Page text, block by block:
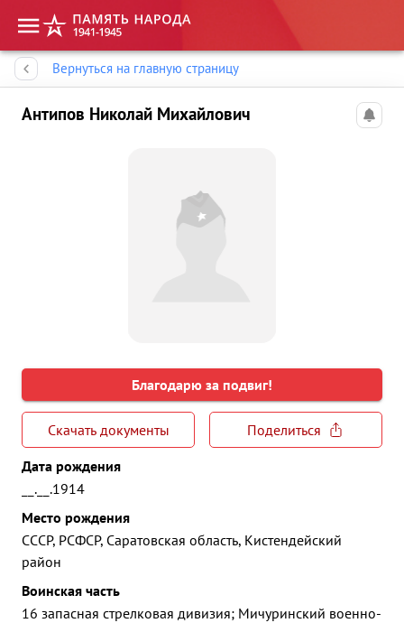
Вернуться на главную страницу
Антипов Николай Михайлович
Благодарю за подвиг!
Скачать документы
Поделиться
Дата рождения
__.__.1914
Место рождения
СССР, РСФСР, Саратовская область, Кистендейский
район
Воинская часть
16 запасная стрелковая дивизия; Мичуринский военно-
Память народа